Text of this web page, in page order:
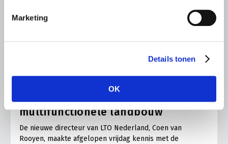
Marketing
Details tonen
OK
Nieuwe LTO-directeur bezoekt de
multifunctionele landbouw
De nieuwe directeur van LTO Nederland, Coen van
Rooyen, maakte afgelopen vrijdag kennis met de